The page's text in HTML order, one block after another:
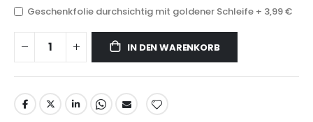
Geschenkfolie durchsichtig mit goldener Schleife + 3,99 €
IN DEN WARENKORB